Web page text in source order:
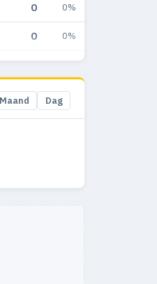
0 0%
0 0%
0
0 0%
0 0%
0 0%
Maand Dag